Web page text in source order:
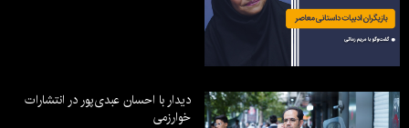
دیدار با احسان عبدی‌پور در انتشارات
خوارزمی